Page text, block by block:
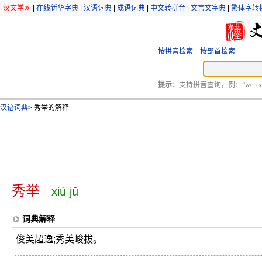
汉文学网 在线新华字典 汉语词典 成语词典 中文转拼音 文言文字典 繁体字转
按拼音检索 按部首检索
提示： 支持拼音查询，例：“wen
汉语词典> 秀举的解释
秀举 xiù jǔ
词典解释
俊美超逸;秀美峻拔。